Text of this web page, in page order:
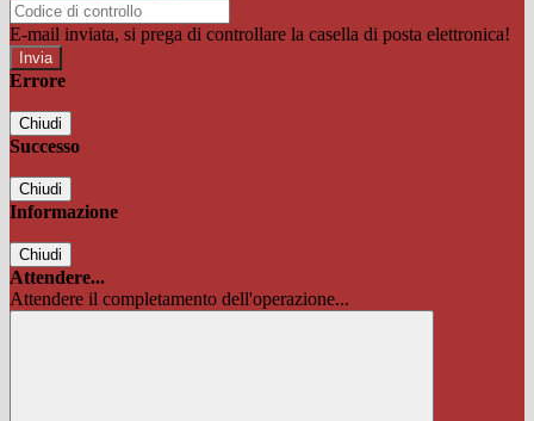
E-mail inviata, si prega di controllare la casella di posta elettronica!
Errore
Chiudi
Successo
Chiudi
Informazione
Chiudi
Attendere...
Attendere il completamento dell'operazione...